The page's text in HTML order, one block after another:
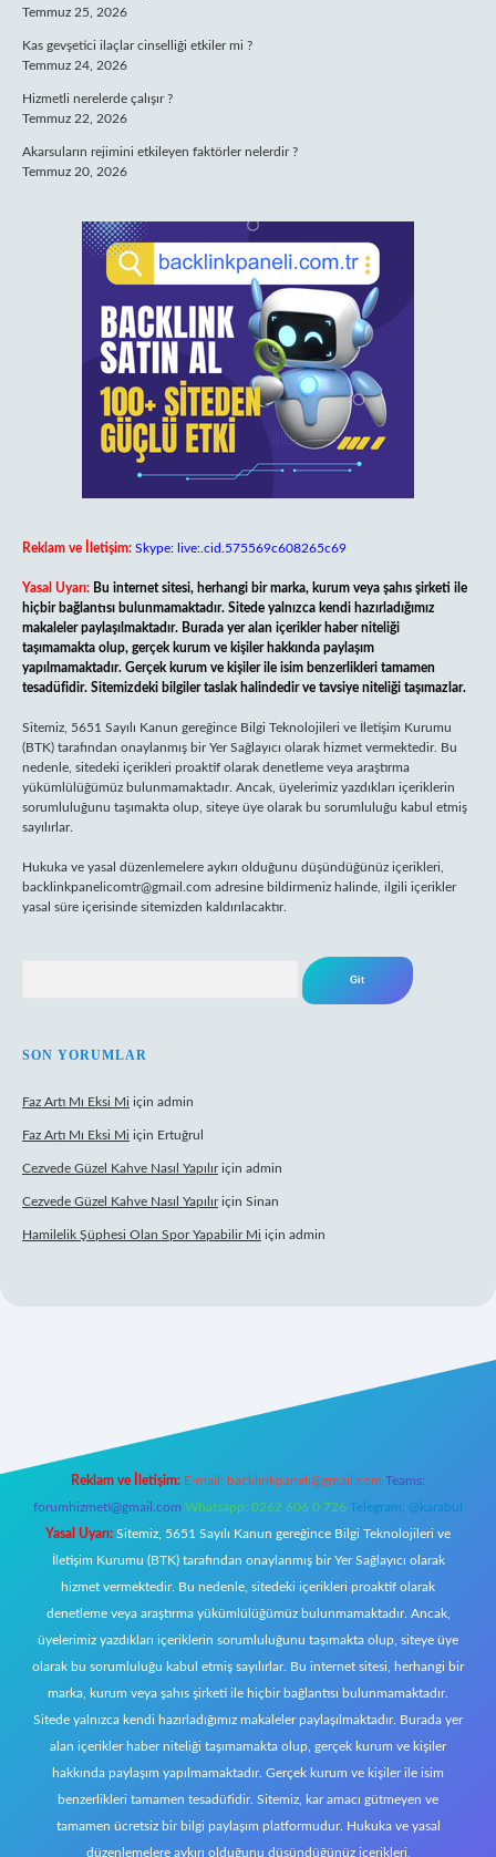
Temmuz 25, 2026
Kas gevşetici ilaçlar cinselliği etkiler mi ?
Temmuz 24, 2026
Hizmetli nerelerde çalışır ?
Temmuz 22, 2026
Akarsuların rejimini etkileyen faktörler nelerdir ?
Temmuz 20, 2026
Reklam ve İletişim: Skype: live:.cid.575569c608265c69
Yasal Uyarı: Bu internet sitesi, herhangi bir marka, kurum veya şahıs şirketi ile
hiçbir bağlantısı bulunmamaktadır. Sitede yalnızca kendi hazırladığımız
makaleler paylaşılmaktadır. Burada yer alan içerikler haber niteliği
taşımamakta olup, gerçek kurum ve kişiler hakkında paylaşım
yapılmamaktadır. Gerçek kurum ve kişiler ile isim benzerlikleri tamamen
tesadüfidir. Sitemizdeki bilgiler taslak halindedir ve tavsiye niteliği taşımazlar.
Sitemiz, 5651 Sayılı Kanun gereğince Bilgi Teknolojileri ve İletişim Kurumu
(BTK) tarafından onaylanmış bir Yer Sağlayıcı olarak hizmet vermektedir. Bu
nedenle, sitedeki içerikleri proaktif olarak denetleme veya araştırma
yükümlülüğümüz bulunmamaktadır. Ancak, üyelerimiz yazdıkları içeriklerin
sorumluluğunu taşımakta olup, siteye üye olarak bu sorumluluğu kabul etmiş
sayılırlar.
Hukuka ve yasal düzenlemelere aykırı olduğunu düşündüğünüz içerikleri,
backlinkpanelicomtr@gmail.com adresine bildirmeniz halinde, ilgili içerikler
yasal süre içerisinde sitemizden kaldırılacaktır.
SON YORUMLAR
Faz Artı Mı Eksi Mi için admin
Faz Artı Mı Eksi Mi için Ertuğrul
Cezvede Güzel Kahve Nasıl Yapılıriçin admin
Cezvede Güzel Kahve Nasıl Yapılıriçin Sinan
Hamilelik Şüphesi Olan Spor Yapabilir Mi için admin
Reklam ve İletişim: E-mail: backlinkpaneli@gmail.com Teams:
forumhizmeti@gmail.com Whatsapp: 0262 606 0 726 Telegram: @karabul
Yasal Uyarı: Sitemiz, 5651 Sayılı Kanun gereğince Bilgi Teknolojileri ve
İletişim Kurumu (BTK) tarafından onaylanmış bir Yer Sağlayıcı olarak
hizmet vermektedir. Bu nedenle, sitedeki içerikleri proaktif olarak
denetleme veya araştırma yükümlülüğümüz bulunmamaktadır. Ancak,
üyelerimiz yazdıkları içeriklerin sorumluluğunu taşımakta olup, siteye üye
olarak bu sorumluluğu kabul etmiş sayılırlar. Bu internet sitesi, herhangi bir
marka, kurum veya şahıs şirketi ile hiçbir bağlantısı bulunmamaktadır.
Sitede yalnızca kendi hazırladığımız makaleler paylaşılmaktadır. Burada yer
alan içerikler haber niteliği taşımamakta olup, gerçek kurum ve kişiler
hakkında paylaşım yapılmamaktadır. Gerçek kurum ve kişiler ile isim
benzerlikleri tamamen tesadüfidir. Sitemiz, kar amacı gütmeyen ve
tamamen ücretsiz bir bilgi paylaşım platformudur. Hukuka ve yasal
düzenlemelere aykırı olduğunu düşündüğünüz içerikleri,